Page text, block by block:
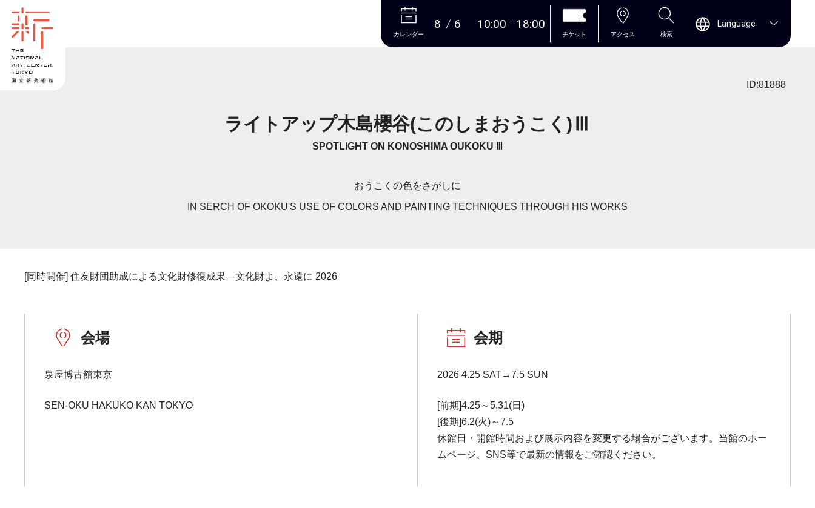
本文へ
カレンダー
8 6 10:00 18:00
チケット アクセス 検索
Language
ID:81888
ライトアップ木島櫻谷(このしまおうこく)Ⅲ
SPOTLIGHT ON KONOSHIMA OUKOKU Ⅲ
おうこくの色をさがしに
IN SERCH OF OKOKU'S USE OF COLORS AND PAINTING TECHNIQUES THROUGH HIS WORKS
[同時開催] 住友財団助成による文化財修復成果―文化財よ、永遠に 2026
会場
泉屋博古館東京
SEN-OKU HAKUKO KAN TOKYO
会期
2026 4.25 SAT→7.5 SUN
[前期]4.25～5.31(日)
[後期]6.2(火)～7.5
休館日・開館時間および展示内容を変更する場合がございます。当館のホー
ムページ、SNS等で最新の情報をご確認ください。